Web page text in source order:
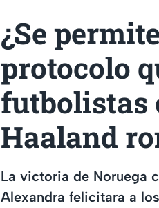
¿Se
protocolo
futbolistas
Haaland
La victoria de Noruega
Alexandra felicitara a